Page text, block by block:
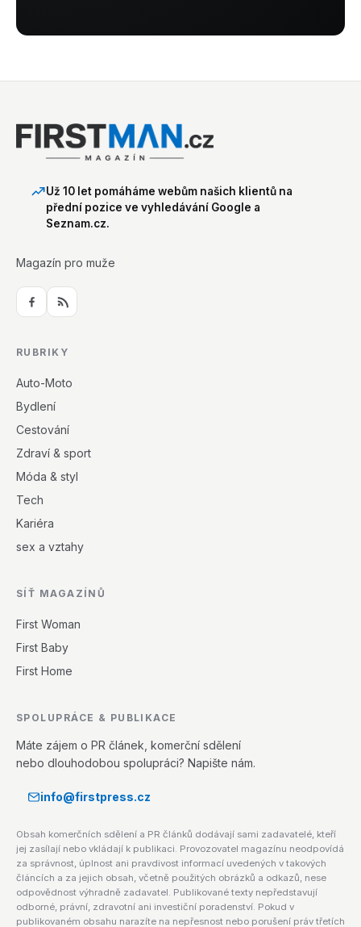
Už 10 let pomáháme webům našich klientů na
přední pozice ve vyhledávání Google a
Seznam.cz.
Magazín pro muže
RUBRIKY
Auto-Moto
Bydlení
Cestování
Zdraví & sport
Móda & styl
Tech
Kariéra
sex a vztahy
SÍŤ MAGAZÍNŮ
First Woman
First Baby
First Home
SPOLUPRÁCE & PUBLIKACE
Máte zájem o PR článek, komerční sdělení
nebo dlouhodobou spolupráci? Napište nám.
info@firstpress.cz
Obsah komerčních sdělení a PR článků dodávají sami zadavatelé, kteří
jej zasílají nebo vkládají k publikaci. Provozovatel magazínu neodpovídá
za správnost, úplnost ani pravdivost informací uvedených v takových
článcích a za jejich obsah, včetně použitých obrázků a odkazů, nese
odpovědnost výhradně zadavatel. Publikované texty nepředstavují
odborné, právní, zdravotní ani investiční poradenství. Pokud v
publikovaném obsahu narazíte na nepřesnost nebo porušení práv třetích